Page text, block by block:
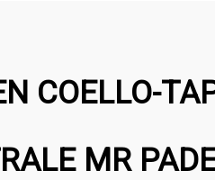
COELLO-
MR